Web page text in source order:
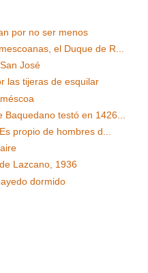
por no ser menos
el Duque de R...
José
las tijeras de esquilar
testó en 1426...
propio de hombres d...
Lazcano, 1936
dormido